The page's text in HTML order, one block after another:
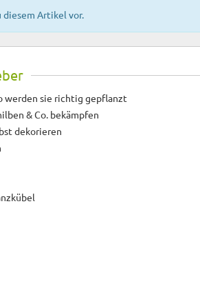
diesem Artikel vor.
werden sie richtig gepflanzt
& Co. bekämpfen
dekorieren